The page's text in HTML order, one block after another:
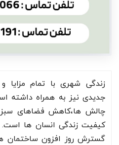
زندگی شهری با تمام مزایا
جدیدی نیز به همراه داشته
چالش ها،کاهش فضاهای سبز
کیفیت زندگی انسان ها
گسترش روز افزون ساختمان